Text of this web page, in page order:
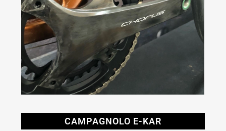
CAMPAGNOLO E-KAR